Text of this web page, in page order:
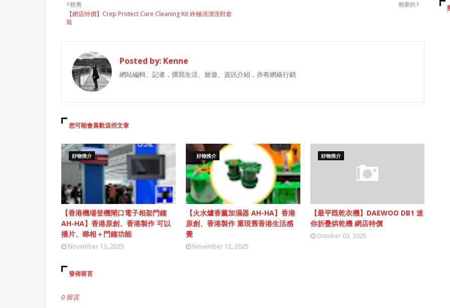
較新的
較舊
【網店特價】Crep Protect Cure Cleaning Kit 終極清潔洗鞋套
裝
Posted by: Kenne
網站編輯、記者，撰寫生活、旅遊、資訊介紹，亦有網絡行銷
您可能會喜歡這些文章
好物推介
【香港機場登機閘口電子相架門鐘
AH-HA】香港原創、香港製作 可以
播片、睇相＋門鐘功能
November 13, 2025
好物推介
【火水爐香薰加濕器 AH-HA】香港
原創、香港製作 重現舊香港生活感
覺
November 12, 2025
好物推介
【最平既乾衣機】DAEWOO DB1 迷
你折疊烘乾機 網店特價
October 03, 2025
發佈留言
0 留言